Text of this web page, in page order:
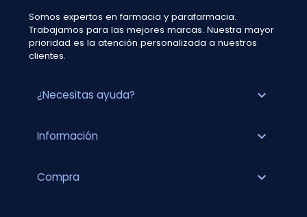
Somos expertos en farmacia y parafarmacia.
Trabajamos para las mejores marcas. Nuestra mayor
prioridad es la atención personalizada a nuestros
clientes.
¿Necesitas ayuda? expand_more
Información expand_more
Compra expand_more